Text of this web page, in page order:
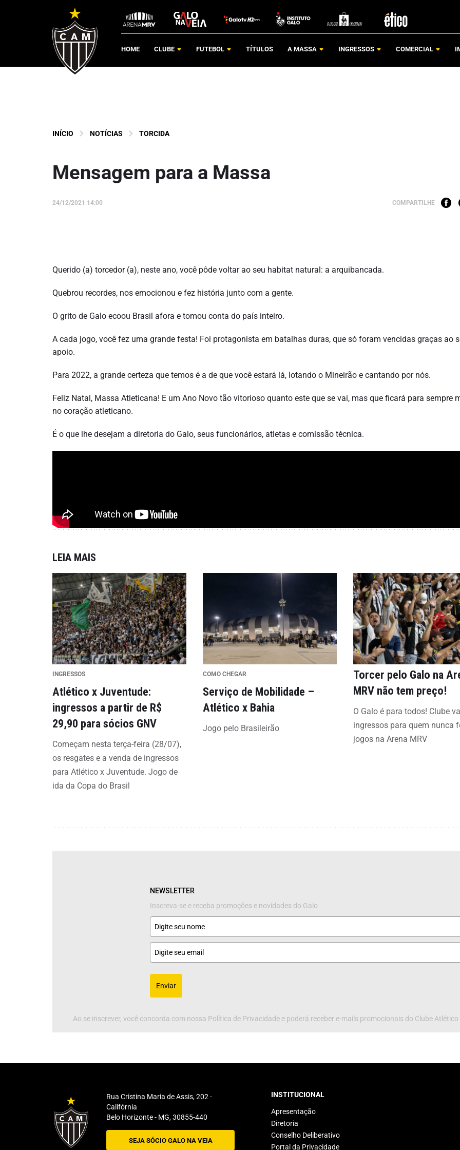
HOME CLUBE FUTEBOL TÍTULOS A MASSA INGRESSOS COMERCIAL
INÍCIO NOTÍCIAS TORCIDA
Mensagem para a Massa
24/12/2021 14:00 COMPARTILHE
Querido (a) torcedor (a), neste ano, você pôde voltar ao seu habitat natural: a arquibancada.
Quebrou recordes, nos emocionou e fez história junto com a gente.
O grito de Galo ecoou Brasil afora e tomou conta do país inteiro.
A cada jogo, você fez uma grande festa! Foi protagonista em batalhas duras, que só foram vencidas graças ao
apoio.
Para 2022, a grande certeza que temos é a de que você estará lá, lotando o Mineirão e cantando por nós.
Feliz Natal, Massa Atleticana! E um Ano Novo tão vitorioso quanto este que se vai, mas que ficará para sempre
no coração atleticano.
É o que lhe desejam a diretoria do Galo, seus funcionários, atletas e comissão técnica.
LEIA MAIS
INGRESSOS
Atlético x Juventude:
ingressos a partir de R$
29,90 para sócios GNV
Começam nesta terça-feira (28/07),
os resgates e a venda de ingressos
para Atlético x Juventude. Jogo de
ida da Copa do Brasil
COMO CHEGAR
Serviço de Mobilidade –
Atlético x Bahia
Jogo pelo Brasileirão
Torcer pelo Galo na
MRV não tem preço!
O Galo é para todos! Clube
ingressos para quem nunca
jogos na Arena MRV
NEWSLETTER
Inscreva-se e receba promoções e novidades do Galo
Enviar
Ao se inscrever, você concorda com nossa Política de Privacidade e poderá receber e-mails promocionais do Clube
Rua Cristina Maria de Assis, 202 -
Califórnia
Belo Horizonte - MG, 30855-440
SEJA SÓCIO GALO NA VEIA
INSTITUCIONAL
Apresentação
Diretoria
Conselho Deliberativo
Portal da Privacidade